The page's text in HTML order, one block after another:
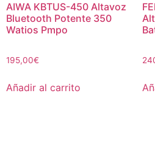
AIWA KBTUS-450 Altavoz
Bluetooth Potente 350
Watios Pmpo
195,00€
Añadir al carrito